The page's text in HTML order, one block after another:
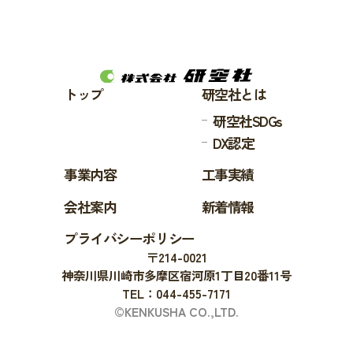
トップ
研空社とは
研空社SDGs
DX認定
事業内容
工事実績
会社案内
新着情報
プライバシーポリシー
〒214-0021
神奈川県川崎市多摩区宿河原1丁目20番11号
TEL：044-455-7171
©KENKUSHA CO.,LTD.